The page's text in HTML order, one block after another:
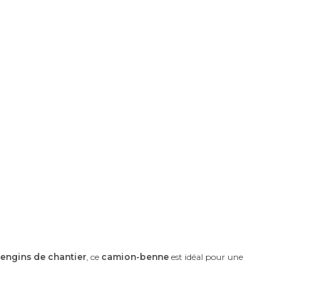
engins de chantier , ce camion-benne est idéal pour une